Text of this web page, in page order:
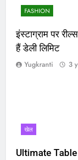
FASHION
इंस्टाग्राम पर
हैं डेली लिमिट
Yugkranti 3
खेल
Ultimate Table